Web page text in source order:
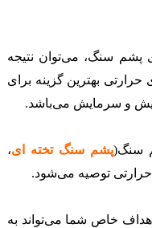
پشم سنگ، می‌توان نتیجه
بهترین گزینه برای
و سرمایش می‌باشد.
سنگ(پشم سنگ تخته ای،
حرارتی توصیه می‌شود.
خاص شما می‌تواند به